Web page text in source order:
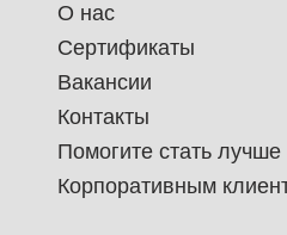
О нас
Сертификаты
Вакансии
Контакты
Помогите стать лучше
Корпоративным